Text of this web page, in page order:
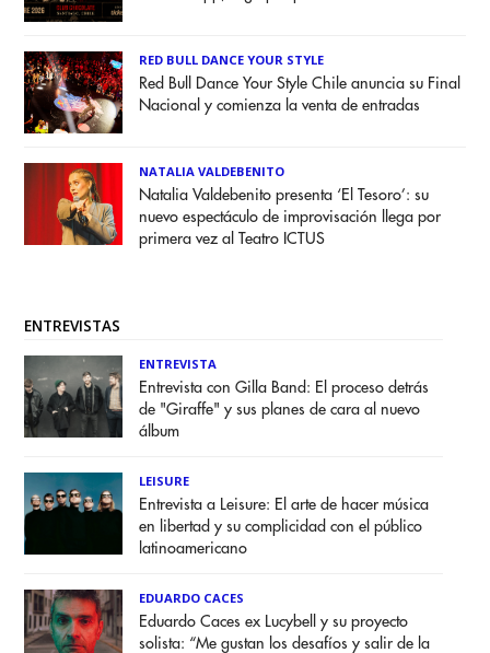
RED BULL DANCE YOUR STYLE
Red Bull Dance Your Style Chile anuncia su Final
Nacional y comienza la venta de entradas
NATALIA VALDEBENITO
Natalia Valdebenito presenta ‘El Tesoro’: su
nuevo espectáculo de improvisación llega por
primera vez al Teatro ICTUS
ENTREVISTAS
ENTREVISTA
Entrevista con Gilla Band: El proceso detrás
de "Giraffe" y sus planes de cara al nuevo
álbum
LEISURE
Entrevista a Leisure: El arte de hacer música
en libertad y su complicidad con el público
latinoamericano
EDUARDO CACES
Eduardo Caces ex Lucybell y su proyecto
solista: “Me gustan los desafíos y salir de la